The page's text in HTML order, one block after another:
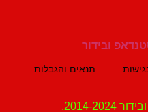
תנאים והגבלות